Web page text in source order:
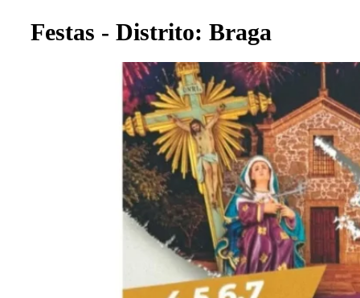
Festas - Distrito: Braga